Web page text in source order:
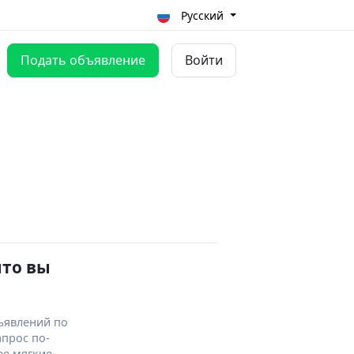
Русский
Подать объявление Войти
вы
по
по-